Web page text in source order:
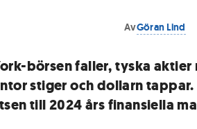
AvGöran Lind
börsen faller, tyska aktier
stiger och dollarn
till 2024 års finansiella